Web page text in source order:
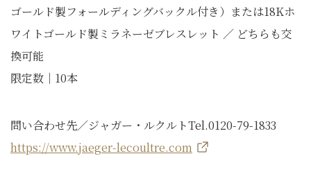
ゴールド製フォールディングバックル付き）または18Kホ
ワイトゴールド製ミラネーゼブレスレット ／ どちらも交
換可能
限定数｜10本
問い合わせ先／ジャガー・ルクルトTel.0120-79-1833
https://www.jaeger-lecoultre.com